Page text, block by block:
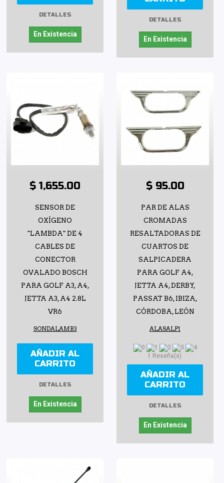
DETALLES
En Existencia
DETALLES
En Existencia
$ 1,655.00
SENSOR DE
OXÍGENO
"LAMBDA" DE 4
CABLES DE
CONECTOR
OVALADO BOSCH
PARA GOLF A3, A4,
JETTA A3, A4 2.8L
VR6
SONDALAMB3
AÑADIR AL
CARRITO
DETALLES
En Existencia
$ 95.00
PAR DE ALAS
CROMADAS
RESALTADORAS DE
CUARTOS DE
SALPICADERA
PARA GOLF A4,
JETTA A4, DERBY,
PASSAT B6, IBIZA,
CÓRDOBA, LEÓN
ALASALP1
1 Reseña(s)
AÑADIR AL
CARRITO
DETALLES
En Existencia